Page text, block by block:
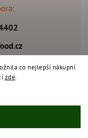
co nejlepší nákupní
zde.
práva vyhrazena.